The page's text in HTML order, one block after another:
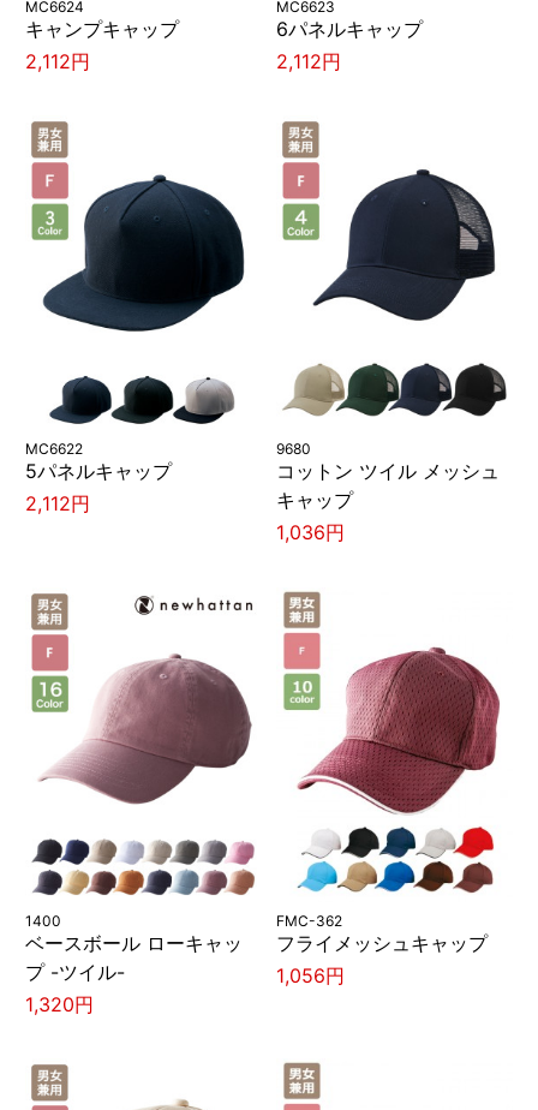
MC6624
キャンプキャップ
2,112円
MC6623
6パネルキャップ
2,112円
MC6622
5パネルキャップ
2,112円
9680
コットン ツイル メッシュ
キャップ
1,036円
1400
ベースボール ローキャッ
プ -ツイル-
1,320円
FMC-362
フライメッシュキャップ
1,056円